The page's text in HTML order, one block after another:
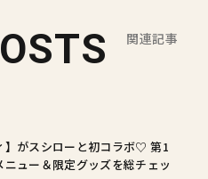
関連記事
】がスシローと初コラボ♡ 第1
ュー＆限定グッズを総チェッ